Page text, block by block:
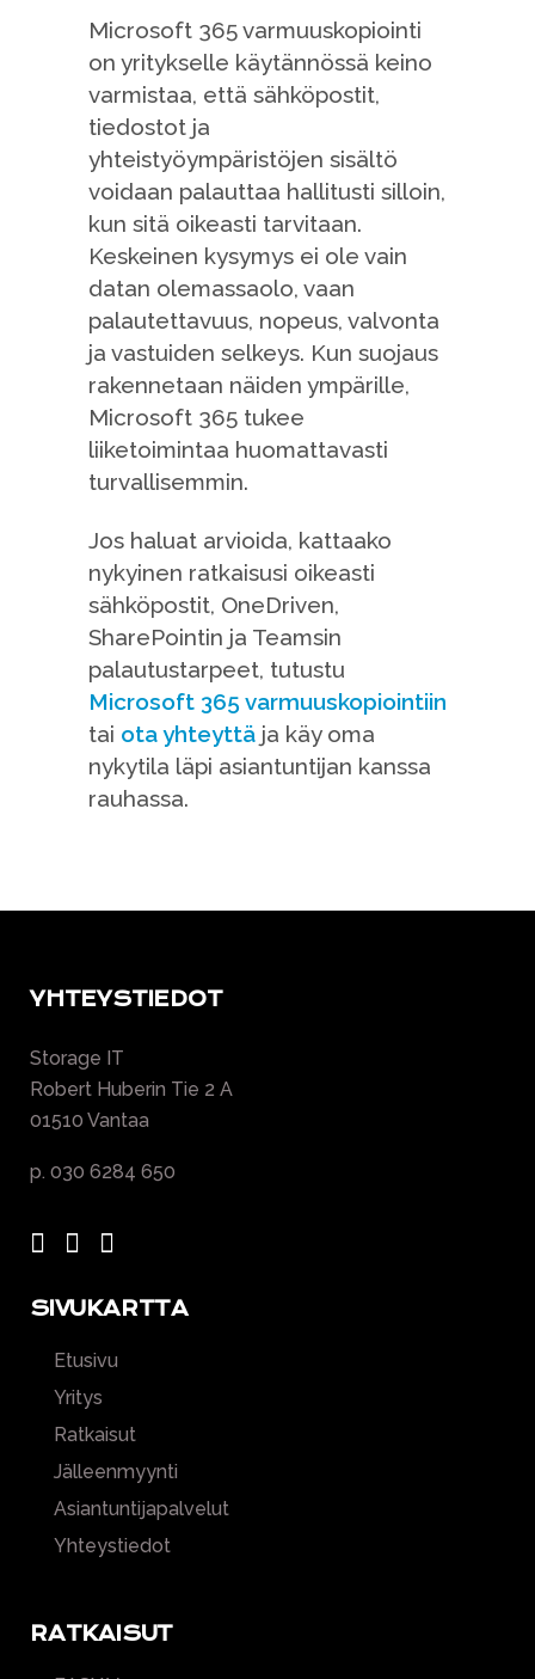
Microsoft 365 varmuuskopiointi
on yritykselle käytännössä keino
varmistaa, että sähköpostit,
tiedostot ja
yhteistyöympäristöjen sisältö
voidaan palauttaa hallitusti silloin,
kun sitä oikeasti tarvitaan.
Keskeinen kysymys ei ole vain
datan olemassaolo, vaan
palautettavuus, nopeus, valvonta
ja vastuiden selkeys. Kun suojaus
rakennetaan näiden ympärille,
Microsoft 365 tukee
liiketoimintaa huomattavasti
turvallisemmin.
Jos haluat arvioida, kattaako
nykyinen ratkaisusi oikeasti
sähköpostit, OneDriven,
SharePointin ja Teamsin
palautustarpeet, tutustu
Microsoft 365 varmuuskopiointiin
tai ota yhteyttä ja käy oma
nykytila läpi asiantuntijan kanssa
rauhassa.
YHTEYSTIEDOT
Storage IT
Robert Huberin Tie 2 A
01510 Vantaa
p. 030 6284 650
SIVUKARTTA
Etusivu
Yritys
Ratkaisut
Jälleenmyynti
Asiantuntijapalvelut
Yhteystiedot
RATKAISUT